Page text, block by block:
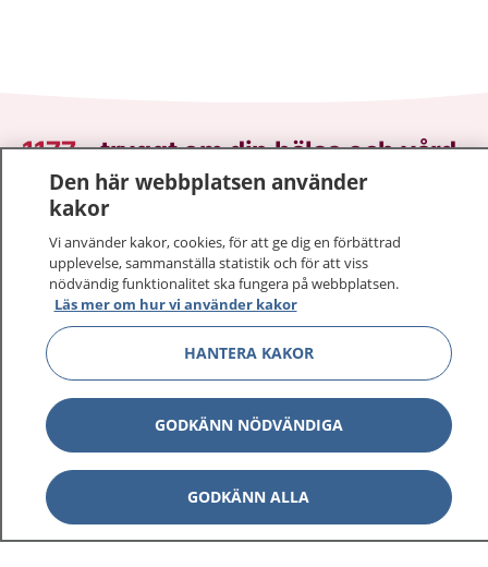
1177–tryggt om din hälsa och vård
På 1177.se får du råd om hälsa och information om
Logga in för att läsa din journal och göra dina
vårdärenden. Ring telefonnummer 1177 för
sjukvårdsrådgivning dygnet runt.
1177 ger dig råd när du vill må bättre.
1177 på flera språk Visa
Om 1177 Visa
Den här webbplatsen använder
kakor
Vi använder kakor, cookies, för att ge dig en förbättrad
upplevelse, sammanställa statistik och för att viss
nödvändig funktionalitet ska fungera på webbplatsen.
Läs mer om hur vi använder kakor
HANTERA KAKOR
GODKÄNN NÖDVÄNDIGA
GODKÄNN ALLA